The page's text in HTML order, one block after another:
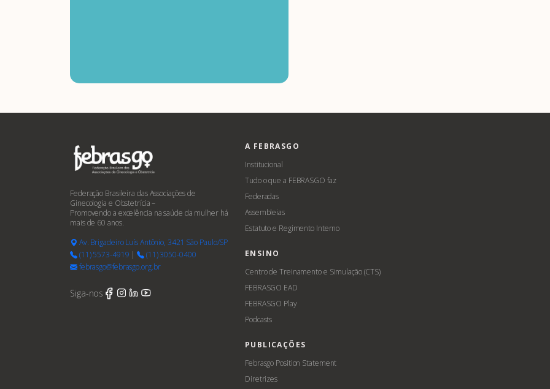
Federação Brasileira das Associações de
Ginecologia e Obstetrícia –
Promovendo a excelência na saúde da mulher há
mais de 60 anos.
Av. Brigadeiro Luís Antônio, 3421 São Paulo/SP
(11) 5573-4919 |
(11) 3050-0400
febrasgo@febrasgo.org.br
Siga-nos
A FEBRASGO
Institucional
Tudo o que a FEBRASGO faz
Federadas
Assembleias
Estatuto e Regimento Interno
ENSINO
Centro de Treinamento e Simulação (CTS)
FEBRASGO EAD
FEBRASGO Play
Podcasts
PUBLICAÇÕES
Febrasgo Position Statement
Diretrizes